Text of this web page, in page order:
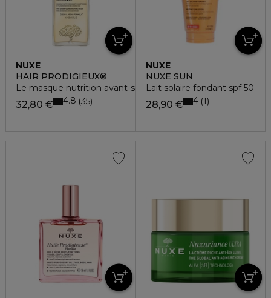
NUXE
HAIR PRODIGIEUX®
Le masque nutrition avant-shampooing
32,80 € 4.8 35
NUXE
NUXE SUN
Lait solaire fondant spf 50
28,90 € 4 1